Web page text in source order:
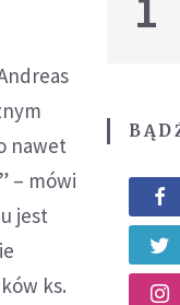
nawet
– mówi
jest
ks.